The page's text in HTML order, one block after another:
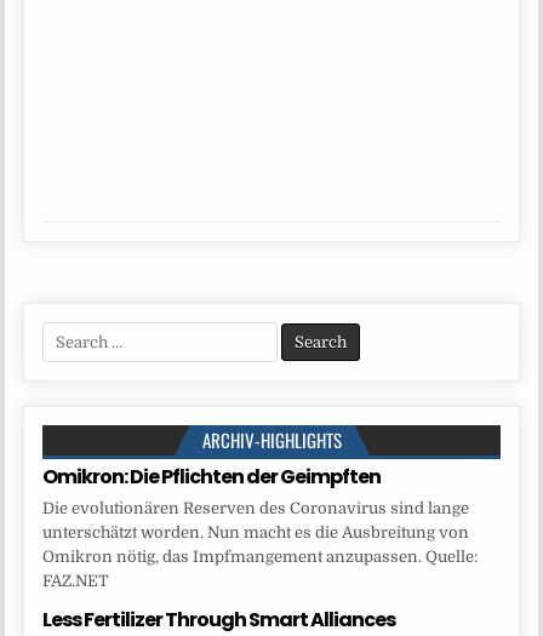
Search
for:
ARCHIV-HIGHLIGHTS
Omikron: Die Pflichten der Geimpften
Die evolutionären Reserven des Coronavirus sind lange
unterschätzt worden. Nun macht es die Ausbreitung von
Omikron nötig, das Impfmangement anzupassen. Quelle:
FAZ.NET
Less Fertilizer Through Smart Alliances